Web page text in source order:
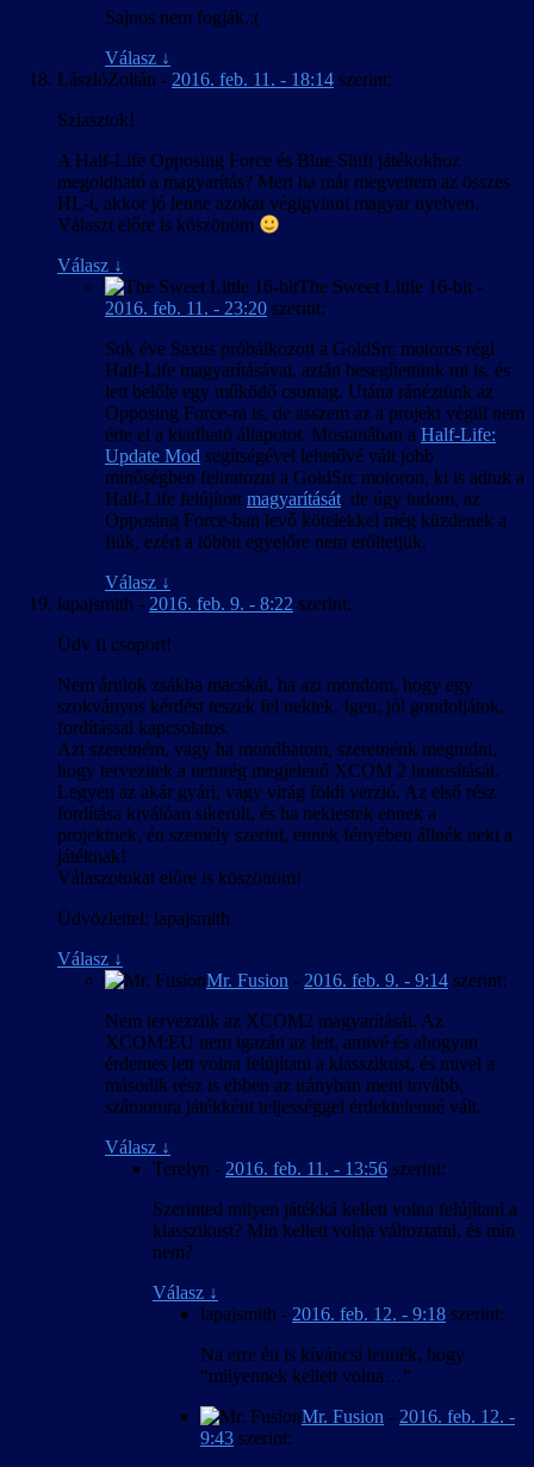
Sajnos nem fogják.:(
Válasz ↓
LászlóZoltán - 2016. feb. 11. - 18:14 szerint:
Sziasztok!
A Half-Life Opposing Force és Blue Shift játékokhoz
megoldható a magyarítás? Mert ha már megvettem az összes
HL-t, akkor jó lenne azokat végigvinni magyar nyelven.
Választ előre is köszönöm
Válasz ↓
The Sweet Little 16-bit -
2016. feb. 11. - 23:20 szerint:
Sok éve Saxus próbálkozott a GoldSrc motoros régi
Half-Life magyarításával, aztán besegítettünk mi is, és
lett belőle egy működő csomag. Utána ránéztünk az
Opposing Force-ra is, de asszem az a projekt végül nem
érte el a kiadható állapotot. Mostanában a Half-Life:
Update Mod segítségével lehetővé vált jobb
minőségben feliratozni a GoldSrc motoron, ki is adtuk a
Half-Life felújított magyarítását, de úgy tudom, az
Opposing Force-ban levő kötelekkel még küzdenek a
fiúk, ezért a többit egyelőre nem erőltetjük.
Válasz ↓
lapajsmith - 2016. feb. 9. - 8:22 szerint:
Üdv fi csoport!
Nem árulok zsákba macskát, ha azt mondom, hogy egy
szokványos kérdést teszek fel nektek. Igen, jól gondoljátok,
fordítással kapcsolatos.
Azt szeretném, vagy ha mondhatom, szeretnénk megtudni,
hogy tervezitek a nemrég megjelenő XCOM 2 honosítását.
Legyen az akár gyári, vagy virág földi verzió. Az első rész
fordítása kiválóan sikerült, és ha nekiestek ennek a
projektnek, én személy szerint, ennek fényében állnék neki a
játéknak!
Válaszotokat előre is köszönöm!
Üdvözlettel: lapajsmith
Válasz ↓
Mr. Fusion - 2016. feb. 9. - 9:14 szerint:
Nem tervezzük az XCOM2 magyarítását. Az
XCOM:EU nem igazán az lett, amivé és ahogyan
érdemes lett volna felújítani a klasszikust, és mivel a
második rész is ebben az irányban ment tovább,
számomra játékként teljességgel érdektelenné vált.
Válasz ↓
Terelyn - 2016. feb. 11. - 13:56 szerint:
Szerinted milyen játékká kellett volna felújítani a
klasszikust? Min kellett volna változtatni, és min
nem?
Válasz ↓
lapajsmith - 2016. feb. 12. - 9:18 szerint:
Na erre én is kíváncsi lennék, hogy
“milyennek kellett volna…”
Mr. Fusion - 2016. feb. 12. -
9:43 szerint: